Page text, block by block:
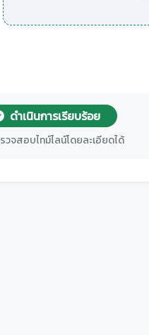
ดำเนินการเรียบร้อย
จสอบไทม์ไลน์โดยละเอียดได้